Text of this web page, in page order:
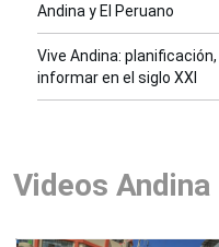
Andina y El Peruano
Vive Andina:
informar en el siglo XXI
Videos Andina